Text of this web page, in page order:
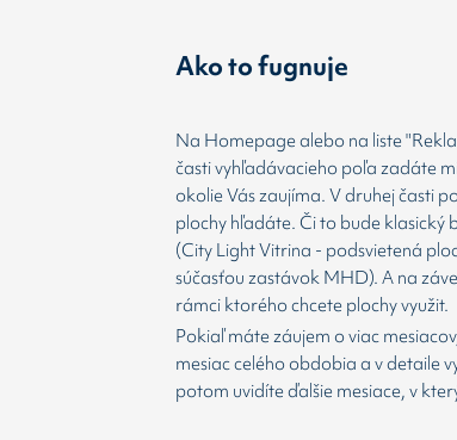
Ako to fugnuje
Na Homepage alebo na liste
časti vyhľadávacieho poľa zadáte
okolie Vás zaujíma. V druhej časti
plochy hľadáte. Či to bude klasický
(City Light Vitrina - podsvietená
súčasťou zastávok MHD). A na
rámci ktorého chcete plochy využit.
Pokiaľ máte záujem o viac
mesiac celého obdobia a v detaile
potom uvidíte ďalšie mesiace, v